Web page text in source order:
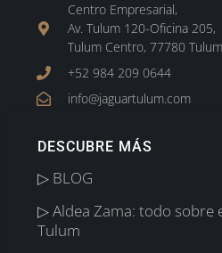
Centro Empresarial,
Av. Tulum 120-Oficina 205,
Tulum Centro, 77780
+52 984 209 0644
info@jaguartulum.com
DESCUBRE MÁS
▷ BLOG
▷ Aldea Zama: todo sobre
Tulum